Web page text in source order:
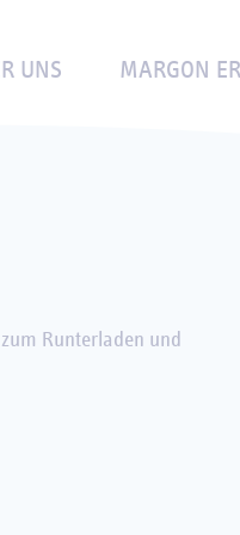
GASTRONOMIE
UNS MARGON
Runterladen und